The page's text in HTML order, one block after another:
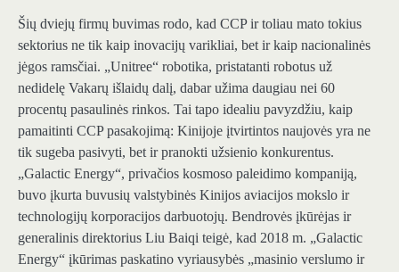
Šių dviejų firmų buvimas rodo, kad CCP ir toliau mato tokius
sektorius ne tik kaip inovacijų varikliai, bet ir kaip nacionalinės
jėgos ramsčiai. „Unitree“ robotika, pristatanti robotus už
nedidelę Vakarų išlaidų dalį, dabar užima daugiau nei 60
procentų pasaulinės rinkos. Tai tapo idealiu pavyzdžiu, kaip
pamaitinti CCP pasakojimą: Kinijoje įtvirtintos naujovės yra ne
tik sugeba pasivyti, bet ir pranokti užsienio konkurentus.
„Galactic Energy“, privačios kosmoso paleidimo kompaniją,
buvo įkurta buvusių valstybinės Kinijos aviacijos mokslo ir
technologijų korporacijos darbuotojų. Bendrovės įkūrėjas ir
generalinis direktorius Liu Baiqi teigė, kad 2018 m. „Galactic
Energy“ įkūrimas paskatino vyriausybės „masinio verslumo ir